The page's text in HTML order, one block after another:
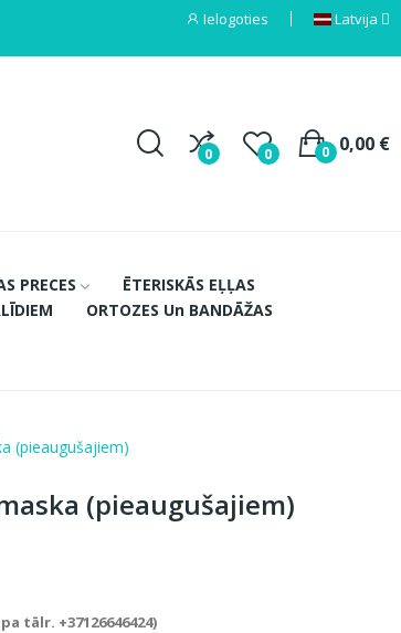
Ielogoties Latvija
0 0 0,00 €
0
PRECES
ĒTERISKĀS EĻĻAS
ORTOZES Un BANDĀŽAS
(pieaugušajiem)
(pieaugušajiem)
tālr. +37126646424)